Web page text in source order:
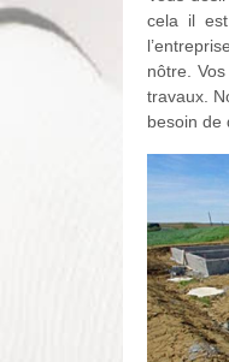
cela il
nôtre.
travaux.
besoin de